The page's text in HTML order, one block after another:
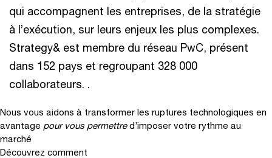
qui accompagnent les entreprises, de la stratégie
à l’exécution, sur leurs enjeux les plus complexes.
Strategy& est membre du réseau PwC, présent
dans 152 pays et regroupant 328 000
collaborateurs. .
Nous vous aidons à transformer les ruptures technologiques en
avantage pour vous permettre d’imposer votre rythme au
marché
Découvrez comment